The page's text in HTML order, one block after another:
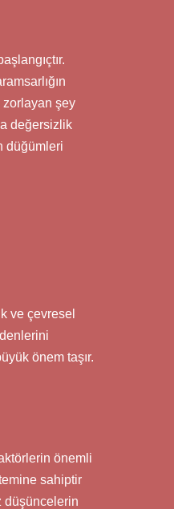
zorlayan şey
değersizlik
düğümleri
ve çevresel
önem taşır.
önemli
sahiptir
düşüncelerin